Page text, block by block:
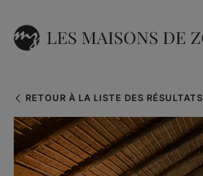
RETOUR À LA LISTE DES RÉSULTATS